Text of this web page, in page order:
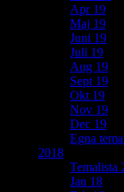
Apr 19
Maj 19
Juni 19
Juli 19
Aug 19
Sept 19
Okt 19
Nov 19
Dec 19
Egna
2018
Temalista
Jan 18